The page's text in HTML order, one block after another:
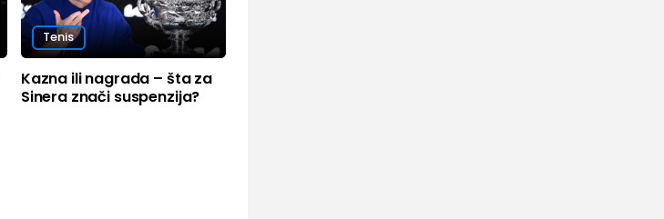
Tenis
Kazna ili nagrada – šta za
Sinera znači suspenzija?